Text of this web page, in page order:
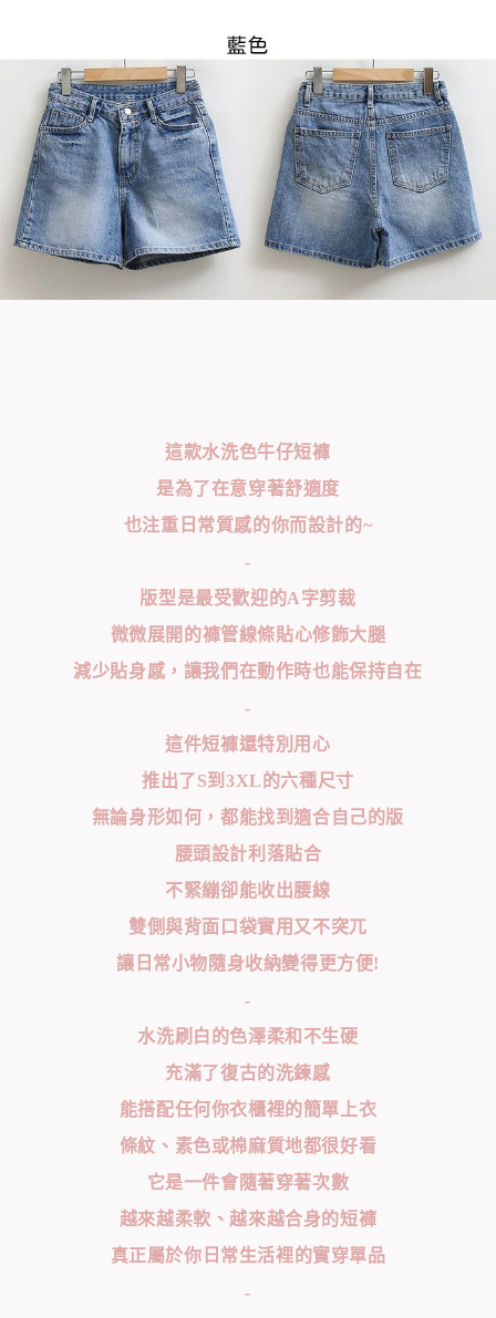
這款水洗色牛仔短褲
是為了在意穿著舒適度
也注重日常質感的你而設計的~
-
版型是最受歡迎的A字剪裁
微微展開的褲管線條貼心修飾大腿
減少貼身感，讓我們在動作時也能保持自在
-
這件短褲還特別用心
推出了S到3XL的六種尺寸
無論身形如何，都能找到適合自己的版
腰頭設計利落貼合
不緊繃卻能收出腰線
雙側與背面口袋實用又不突兀
讓日常小物隨身收納變得更方便!
-
水洗刷白的色澤柔和不生硬
充滿了復古的洗鍊感
能搭配任何你衣櫃裡的簡單上衣
條紋、素色或棉麻質地都很好看
它是一件會隨著穿著次數
越來越柔軟、越來越合身的短褲
真正屬於你日常生活裡的實穿單品
-